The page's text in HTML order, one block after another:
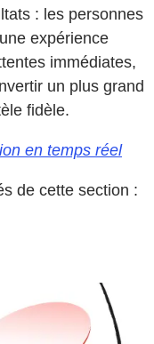
: les personnes
expérience
immédiates,
un plus grand
fidèle.
en temps réel
de cette section :